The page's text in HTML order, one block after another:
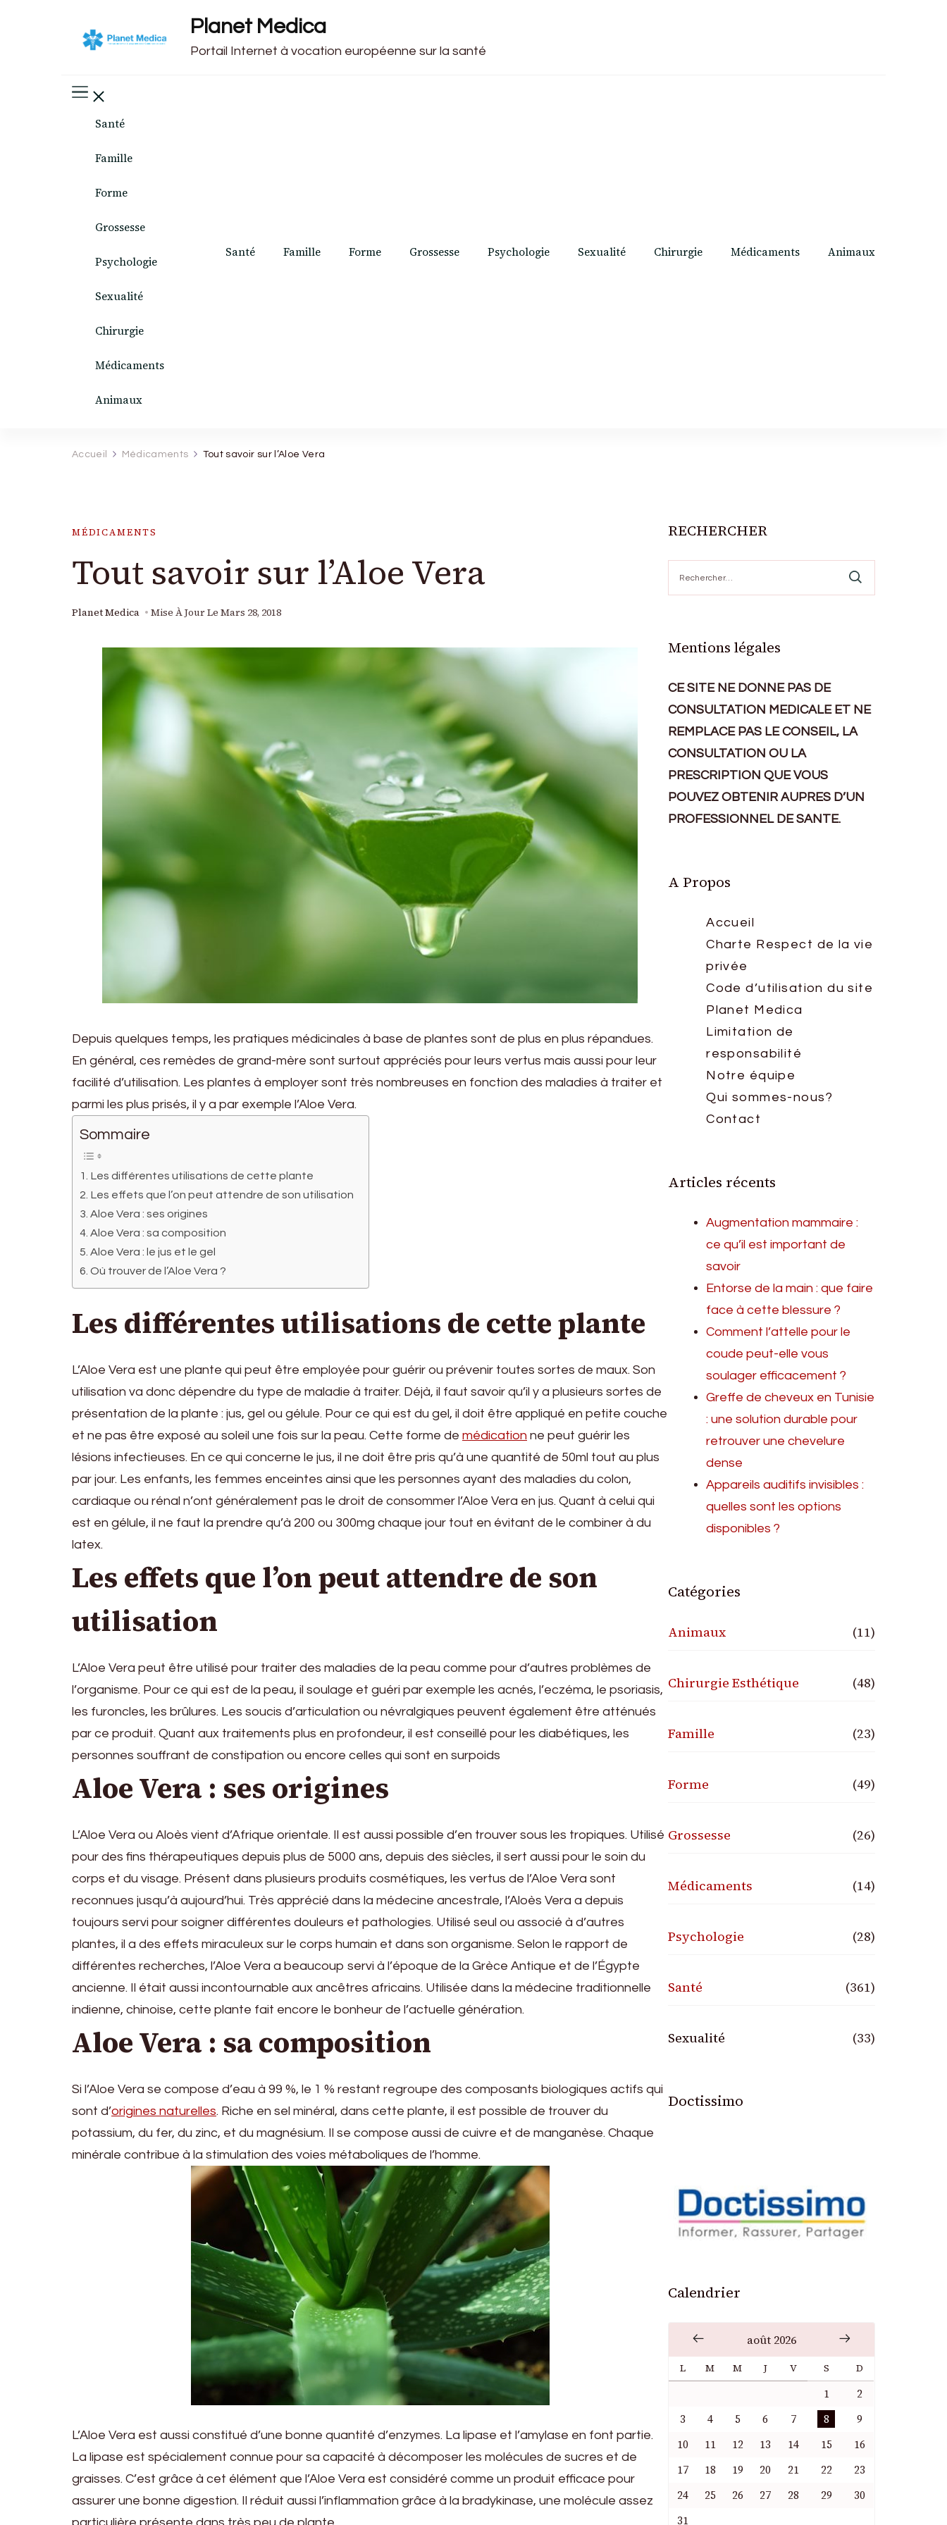
Planet Medica
Portail Internet à vocation européenne sur la santé
Santé
Famille
Forme
Grossesse
Psychologie
Sexualité
Chirurgie
Médicaments
Animaux
Santé Famille Forme Grossesse Psychologie Sexualité Chirurgie Médicaments Animaux
Accueil Médicaments Tout savoir sur l’Aloe Vera
MÉDICAMENTS
Tout savoir sur l’Aloe Vera
Planet Medica Mise À Jour Le Mars 28, 2018
Depuis quelques temps, les pratiques médicinales à base de plantes sont de plus en plus répandues.
En général, ces remèdes de grand-mère sont surtout appréciés pour leurs vertus mais aussi pour leur
facilité d’utilisation. Les plantes à employer sont très nombreuses en fonction des maladies à traiter et
parmi les plus prisés, il y a par exemple l’Aloe Vera.
Sommaire
Les différentes utilisations de cette plante
Les effets que l’on peut attendre de son utilisation
Aloe Vera : ses origines
Aloe Vera : sa composition
Aloe Vera : le jus et le gel
Où trouver de l’Aloe Vera ?
Les différentes utilisations de cette plante
L’Aloe Vera est une plante qui peut être employée pour guérir ou prévenir toutes sortes de maux. Son
utilisation va donc dépendre du type de maladie à traiter. Déjà, il faut savoir qu’il y a plusieurs sortes de
présentation de la plante : jus, gel ou gélule. Pour ce qui est du gel, il doit être appliqué en petite couche
et ne pas être exposé au soleil une fois sur la peau. Cette forme de médication ne peut guérir les
lésions infectieuses. En ce qui concerne le jus, il ne doit être pris qu’à une quantité de 50ml tout au plus
par jour. Les enfants, les femmes enceintes ainsi que les personnes ayant des maladies du colon,
cardiaque ou rénal n’ont généralement pas le droit de consommer l’Aloe Vera en jus. Quant à celui qui
est en gélule, il ne faut la prendre qu’à 200 ou 300mg chaque jour tout en évitant de le combiner à du
latex.
Les effets que l’on peut attendre de son
utilisation
L’Aloe Vera peut être utilisé pour traiter des maladies de la peau comme pour d’autres problèmes de
l’organisme. Pour ce qui est de la peau, il soulage et guéri par exemple les acnés, l’eczéma, le psoriasis,
les furoncles, les brûlures. Les soucis d’articulation ou névralgiques peuvent également être atténués
par ce produit. Quant aux traitements plus en profondeur, il est conseillé pour les diabétiques, les
personnes souffrant de constipation ou encore celles qui sont en surpoids
Aloe Vera : ses origines
L’Aloe Vera ou Aloès vient d’Afrique orientale. Il est aussi possible d’en trouver sous les tropiques. Utilisé
pour des fins thérapeutiques depuis plus de 5000 ans, depuis des siècles, il sert aussi pour le soin du
corps et du visage. Présent dans plusieurs produits cosmétiques, les vertus de l’Aloe Vera sont
reconnues jusqu’à aujourd’hui. Très apprécié dans la médecine ancestrale, l’Aloès Vera a depuis
toujours servi pour soigner différentes douleurs et pathologies. Utilisé seul ou associé à d’autres
plantes, il a des effets miraculeux sur le corps humain et dans son organisme. Selon le rapport de
différentes recherches, l’Aloe Vera a beaucoup servi à l’époque de la Grèce Antique et de l’Égypte
ancienne. Il était aussi incontournable aux ancêtres africains. Utilisée dans la médecine traditionnelle
indienne, chinoise, cette plante fait encore le bonheur de l’actuelle génération.
Aloe Vera : sa composition
Si l’Aloe Vera se compose d’eau à 99 %, le 1 % restant regroupe des composants biologiques actifs qui
sont d’origines naturelles. Riche en sel minéral, dans cette plante, il est possible de trouver du
potassium, du fer, du zinc, et du magnésium. Il se compose aussi de cuivre et de manganèse. Chaque
minérale contribue à la stimulation des voies métaboliques de l’homme.
L’Aloe Vera est aussi constitué d’une bonne quantité d’enzymes. La lipase et l’amylase en font partie.
La lipase est spécialement connue pour sa capacité à décomposer les molécules de sucres et de
graisses. C’est grâce à cet élément que l’Aloe Vera est considéré comme un produit efficace pour
assurer une bonne digestion. Il réduit aussi l’inflammation grâce à la bradykinase, une molécule assez
particulière présente dans très peu de plante.
RECHERCHER
Mentions légales
CE SITE NE DONNE PAS DE
CONSULTATION MEDICALE ET NE
REMPLACE PAS LE CONSEIL, LA
CONSULTATION OU LA
PRESCRIPTION QUE VOUS
POUVEZ OBTENIR AUPRES D’UN
PROFESSIONNEL DE SANTE.
A Propos
Accueil
Charte Respect de la vie
privée
Code d’utilisation du site
Planet Medica
Limitation de
responsabilité
Notre équipe
Qui sommes-nous?
Contact
Articles récents
Augmentation mammaire :
ce qu’il est important de
savoir
Entorse de la main : que faire
face à cette blessure ?
Comment l’attelle pour le
coude peut-elle vous
soulager efficacement ?
Greffe de cheveux en Tunisie
: une solution durable pour
retrouver une chevelure
dense
Appareils auditifs invisibles :
quelles sont les options
disponibles ?
Catégories
Animaux (11)
Chirurgie Esthétique (48)
Famille (23)
Forme (49)
Grossesse (26)
Médicaments (14)
Psychologie (28)
Santé (361)
Sexualité (33)
Doctissimo
Calendrier
août 2026
L M M J V S D
1
2
3
4 5 6 7 8
9
10
11 12 13 14 15
16
17
18 19 20 21 22
23
24
25 26 27 28 29
30
31